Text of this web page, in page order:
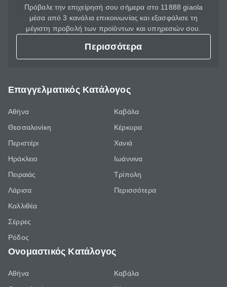
Πρόβαλε την επιχείρησή σου σήμερα στο 11888 giaola
μέσα από 3 κανάλια επικοινωνίας και εξασφάλισε τη
μέγιστη προβολή των προϊόντων και υπηρεσιών σου.
Περισσότερα
Επαγγελματικός Κατάλογος
Αθήνα
Θεσσαλονίκη
Περιστέρι
Ηράκλειο
Πειραιάς
Λάρισα
Καλλιθέα
Σέρρες
Ρόδος
Καβάλα
Κέρκυρα
Χανιά
Ιωάννινα
Τρίπολη
Περισσότερα
Ονομαστικός Κατάλογος
Αθήνα
Καβάλα